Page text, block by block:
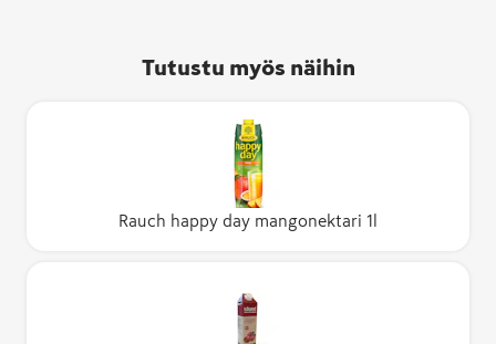
Tutustu myös näihin
Rauch happy day mangonektari 1l